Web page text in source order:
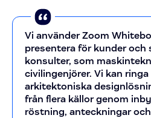
Vi använder Zoom
presentera för kunder och
konsulter, som
civilingenjörer. Vi kan
arkitektoniska
från flera källor genom
röstning, anteckningar